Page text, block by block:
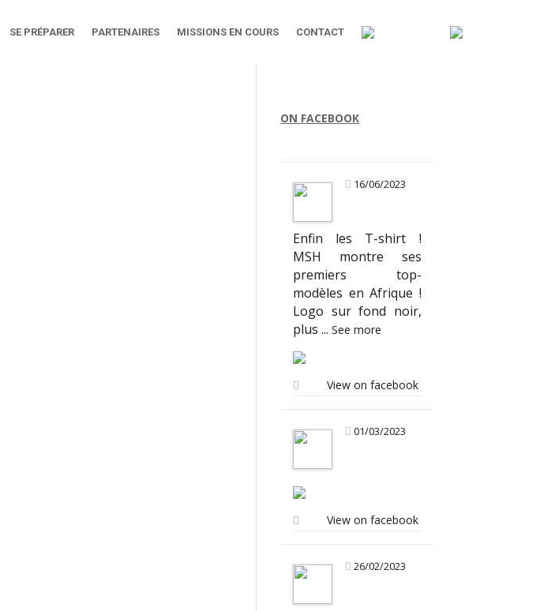
SE PRÉPARER PARTENAIRES MISSIONS EN COURS CONTACT
ON FACEBOOK
16/06/2023
Enfin les T-shirt !
MSH montre ses
premiers top-
modèles en Afrique !
Logo sur fond noir,
plus...See more
View on facebook
01/03/2023
View on facebook
26/02/2023